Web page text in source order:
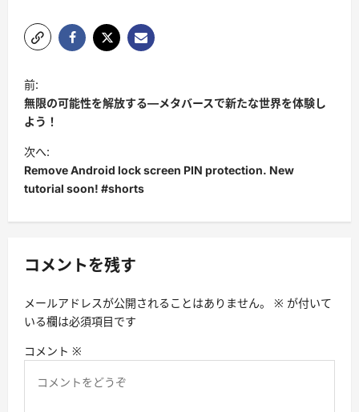
投
稿
ナ
ビ
ゲ
ー
シ
ン
前:
無限の可能性を解放する―メタバースで新たな世界を体験し
よう！
次へ:
Remove Android lock screen PIN protection. New
tutorial soon! #shorts
コメントを残す
メールアドレスが公開されることはありません。 ※ が付いて
いる欄は必須項目です
コメント ※